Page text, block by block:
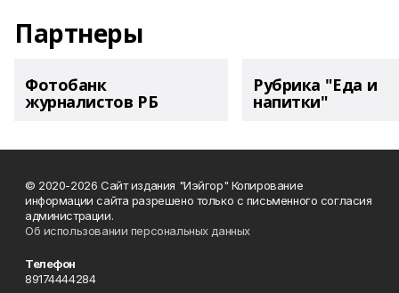
Партнеры
Фотобанк
журналистов РБ
Рубрика "Еда и
напитки"
© 2020-2026 Сайт издания "Иэйгор" Копирование
информации сайта разрешено только с письменного согласия
администрации.
Об использовании персональных данных
Телефон
89174444284